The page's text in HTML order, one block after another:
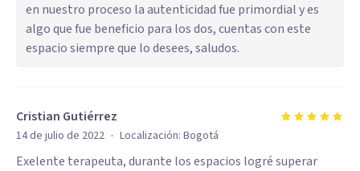
en nuestro proceso la autenticidad fue primordial y es
algo que fue beneficio para los dos, cuentas con este
espacio siempre que lo desees, saludos.
Cristian Gutiérrez
14 de julio de 2022 · Localización: Bogotá
Exelente terapeuta, durante los espacios logré superar